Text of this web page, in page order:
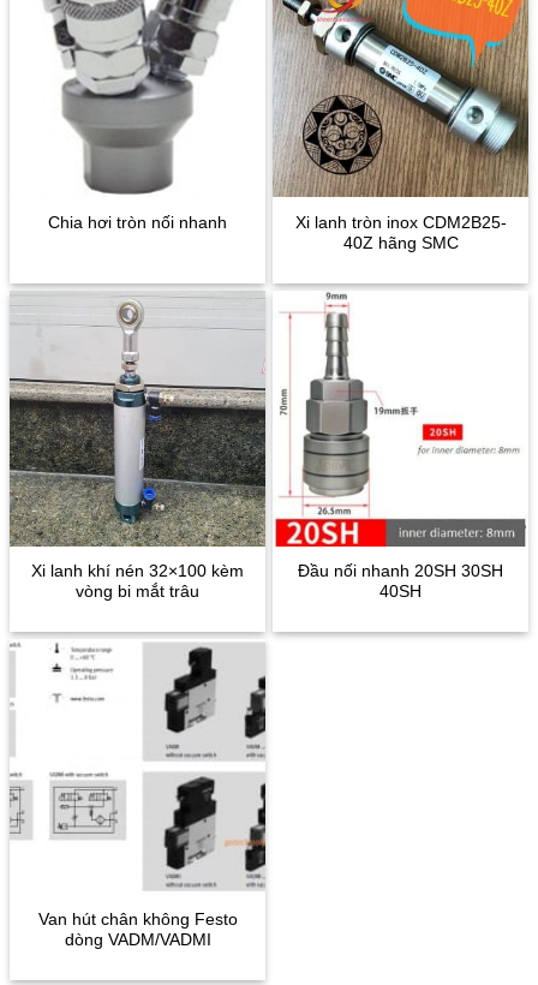
Chia hơi tròn nối nhanh
Xi lanh tròn inox CDM2B25-
40Z hãng SMC
Xi lanh khí nén 32×100 kèm
vòng bi mắt trâu
Đầu nối nhanh 20SH 30SH
40SH
Van hút chân không Festo
dòng VADM/VADMI